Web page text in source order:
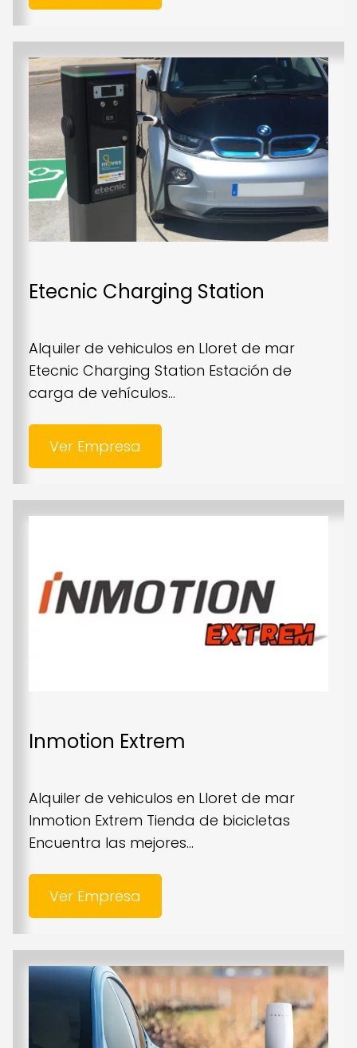
Etecnic Charging Station
Alquiler de vehiculos en Lloret de mar
Etecnic Charging Station Estación de
carga de vehículos...
Ver Empresa
Inmotion Extrem
Alquiler de vehiculos en Lloret de mar
Inmotion Extrem Tienda de bicicletas
Encuentra las mejores...
Ver Empresa